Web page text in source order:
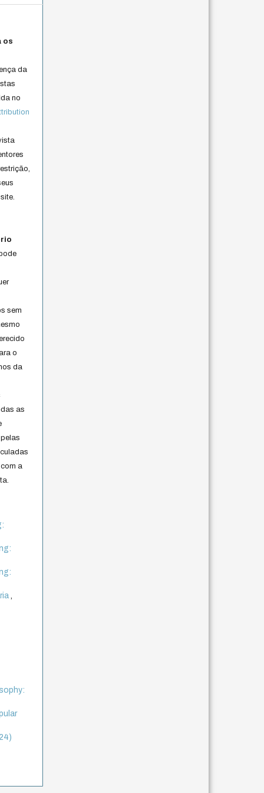
os
da
no
sem
o
da
as
a
,